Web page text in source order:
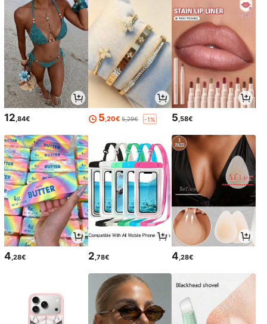
12 ,84€ 5 ,20€ 5,29€ -1% 5 ,58€
4,28€ 2,78€ 4,28€